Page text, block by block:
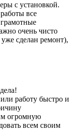
с установкой.
все
очень чисто
сделан ремонт),
работу быстро и
огромную
всем своим